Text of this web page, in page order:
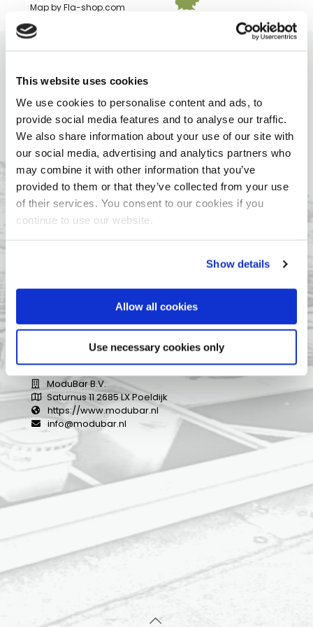
This website uses cookies
We use cookies to personalise content and ads, to
provide social media features and to analyse our traffic.
We also share information about your use of our site with
our social media, advertising and analytics partners who
may combine it with other information that you’ve
provided to them or that they’ve collected from your use
of their services. You consent to our cookies if you
continue to use our website.
Show details
Allow all cookies
Use necessary cookies only
Map by Fla-shop.com
Wilt u meer informatie ontvangen of u heeft een vraag
of creatief idee, klik hieronder op de link en vul het
formulier in of neem telefonisch contact met ons op.
Contactformulier
vragen over onze geluidsschermen.
Contactinformatie
ModuBar B.V.
Saturnus 11 2685 LX Poeldijk
https://www.modubar.nl
info@modubar.nl